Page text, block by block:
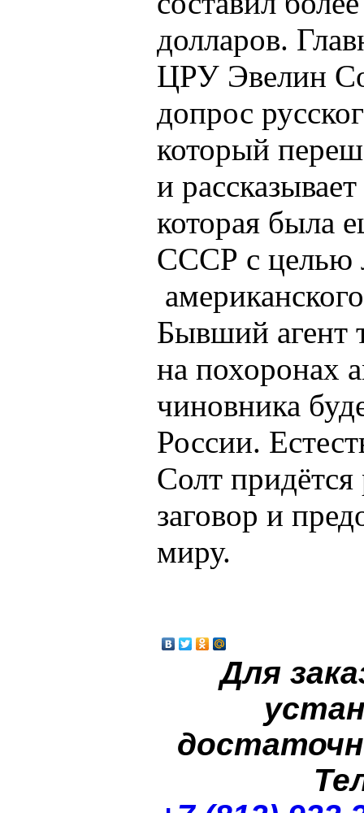
долларов.
ЦРУ Эвелин
допрос
который
и
которая была
СССР с целью
Бывший агент
на похоронах
чиновника
России.
Солт придётся
заговор и
миру.
Для